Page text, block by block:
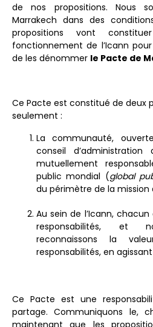
de nos propositions. Nous
Marrakech dans des
propositions vont
fonctionnement de l’Icann
de les dénommer le Pacte de
Ce Pacte est constitué de deux
seulement :
La communauté,
conseil
mutuellement
public mondial (global
du périmètre de la mission
Au sein de l’Icann,
responsabilités, et
reconnaissons la
responsabilités, en
Ce Pacte est une
partage. Communiquons le,